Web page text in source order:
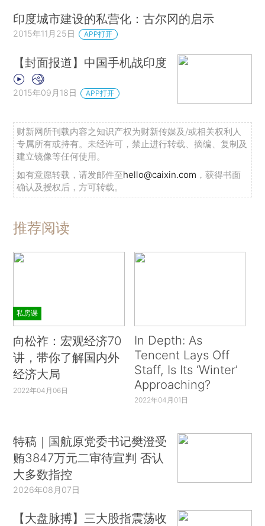
印度城市建设的私营化：古尔冈的启示
2015年11月25日 APP打开
【封面报道】中国手机战印度
2015年09月18日 APP打开
财新网所刊载内容之知识产权为财新传媒及/或相关权利人
专属所有或持有。未经许可，禁止进行转载、摘编、复制及
建立镜像等任何使用。
如有意愿转载，请发邮件至hello@caixin.com ，获得书面
确认及授权后，方可转载。
推荐阅读
私房课
向松祚：宏观经济70
讲，带你了解国内外
经济大局
2022年04月06日
In Depth: As
Tencent Lays Off
Staff, Is Its ‘Winter’
Approaching?
2022年04月01日
特稿｜国航原党委书记樊澄受
贿3847万元二审待宣判 否认
大多数指控
2026年08月07日
【大盘脉搏】三大股指震荡收